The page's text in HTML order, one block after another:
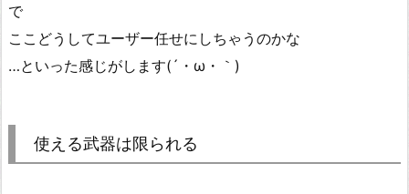
で
ここどうしてユーザー任せにしちゃうのかな
…といった感じがします(´・ω・｀)
使える武器は限られる